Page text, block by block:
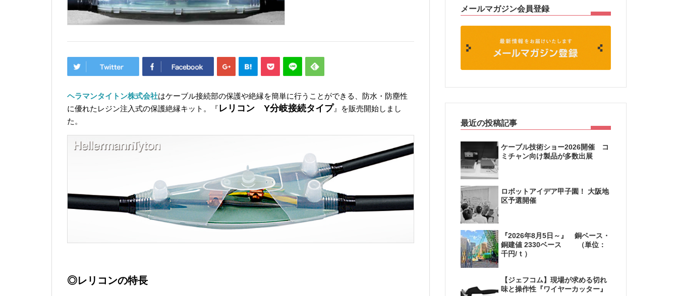
ヘラマンタイトン株式会社はケーブル接続部の保護や絶縁を簡単に行うことができる、防水・防塵性
に優れたレジン注入式の保護絶縁キット。『レリコン Y分岐接続タイプ 』を販売開始しまし
た。
◎レリコンの特長
メールマガジン会員登録
最近の投稿記事
ケーブル技術ショー2026開催 コ
ミチャン向け製品が多数出展
ロボットアイデア甲子園！ 大阪地
区予選開催
『2026年8月5日～』 銅ベース・
銅建値 2330ベース （単位：
千円/ｔ）
【ジェフコム】現場が求める切れ
味と操作性『ワイヤーカッター』